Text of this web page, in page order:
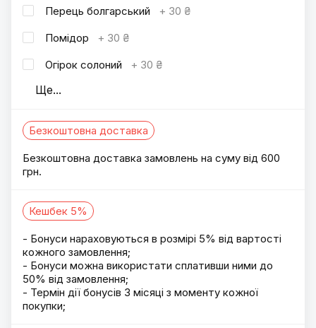
Перець болгарський
+ 30 ₴
Помідор
+ 30 ₴
Огірок солоний
+ 30 ₴
Ще...
Безкоштовна доставка
Безкоштовна доставка замовлень на суму від 600
грн.
Кешбек 5%
- Бонуси нараховуються в розмірі 5% від вартості
кожного замовлення;
- Бонуси можна використати сплативши ними до
50% від замовлення;
- Термін дії бонусів 3 місяці з моменту кожної
покупки;